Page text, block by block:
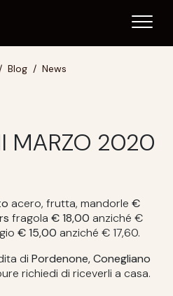
Blog News
MARZO 2020
acero, frutta, mandorle €
fragola € 18,00 anziché €
€ 15,00 anziché € 17,60.
di Pordenone, Conegliano
richiedi di riceverli a casa.